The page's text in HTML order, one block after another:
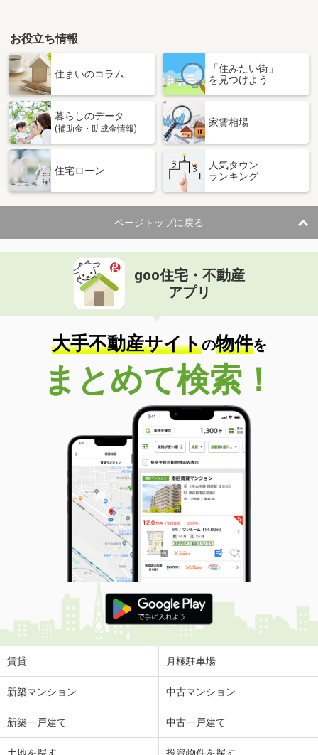
お役立ち情報
住まいのコラム
「住みたい街」
を見つけよう
暮らしのデータ
(補助金・助成金情報)
家賃相場
住宅ローン
人気タウン
ランキング
ページトップに戻る
goo住宅・不動産
アプリ
大手不動産サイトの物件を
まとめて検索！
賃貸 月極駐車場
新築マンション 中古マンション
新築一戸建て 中古一戸建て